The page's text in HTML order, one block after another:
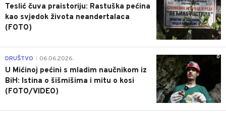
Teslić čuva praistoriju: Rastuška pećina
kao svjedok života neandertalaca
(FOTO)
0
DRUŠTVO 06.06.2026.
U Mićinoj pećini s mladim naučnikom iz
BiH: Istina o šišmišima i mitu o kosi
(FOTO/VIDEO)